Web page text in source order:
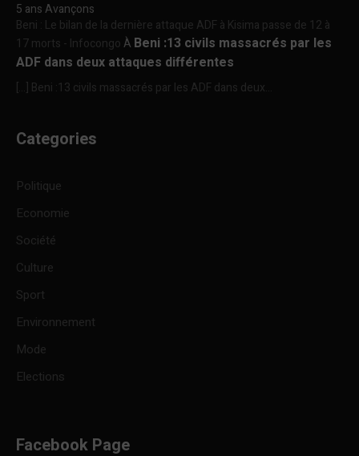
5 ans Avançons
Beni : Le bilan de la dernière attaque ADF à Kisima passe de 12 à
17 morts - InfocongoÀ Beni :13 civils massacrés par les
ADF dans deux attaques différentes
[…] Beni :13 civils massacrés par les ADF dans deux...
Categories
Politique
Economie
Société
Culture
Sport
Environnement
Mode
Elections
Facebook Page